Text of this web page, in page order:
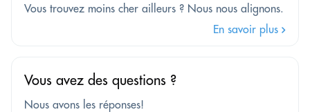
Vous trouvez moins cher ailleurs ? Nous nous alignons.
En savoir plus
Vous avez des questions ?
Nous avons les réponses!